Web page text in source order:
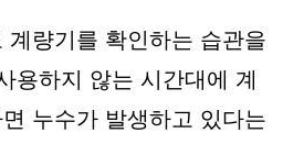
계량기를 확인하는 습관을
용하지 않는 시간대에 계
누수가 발생하고 있다는